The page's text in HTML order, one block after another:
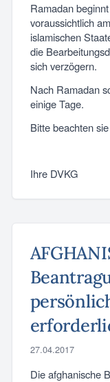
Ramadan
voraussichtlich
islamischen
die
sich verzögern.
Nach Ramadan
einige Tage.
Bitte beachten
Ihre DVKG
27.04.2017
Die afghanische